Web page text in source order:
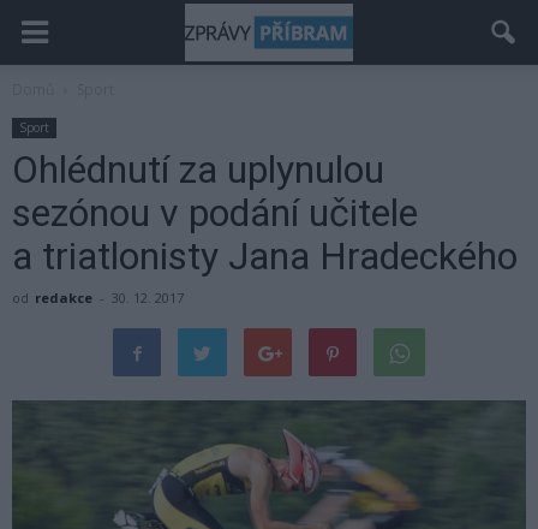
Sport
Ohlédnutí za uplynulou
sezónou v podání učitele
a triatlonisty Jana Hradeckého
od redakce - 30. 12. 2017